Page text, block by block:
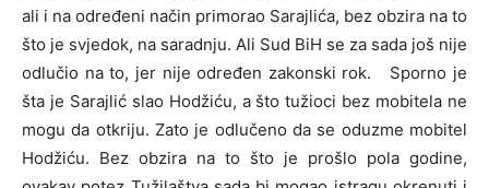
ali i na određeni način primorao Sarajlića, bez obzira na to
što je svjedok, na saradnju. Ali Sud BiH se za sada još nije
odlučio na to, jer nije određen zakonski rok. Sporno je
šta je Sarajlić slao Hodžiću, a što tužioci bez mobitela ne
mogu da otkriju. Zato je odlučeno da se oduzme mobitel
Hodžiću. Bez obzira na to što je prošlo pola godine,